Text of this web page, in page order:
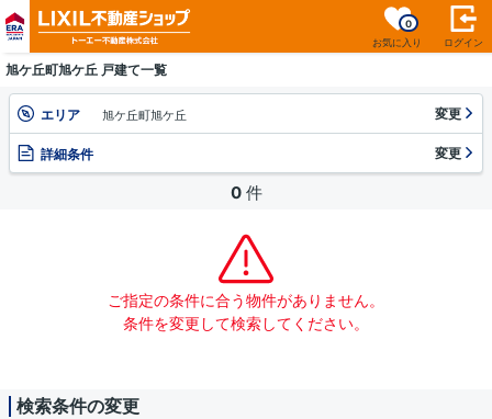
お気に入り
0
ログイン
旭ケ丘町旭ケ丘 戸建て一覧
エリア 旭ケ丘町旭ケ丘 変更
詳細条件 変更
0 件
ご指定の条件に合う物件がありません。
条件を変更して検索してください。
検索条件の変更